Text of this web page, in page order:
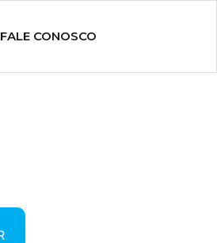
FALE CONOSCO